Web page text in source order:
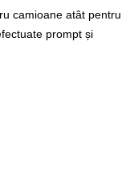
camioane atât pentru
prompt și